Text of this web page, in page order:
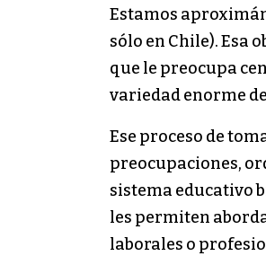
Estamos
sólo en Chile). Esa
que le preocupa
variedad enorme
Ese proceso de
preocupaciones,
sistema educativo
les permiten
laborales o